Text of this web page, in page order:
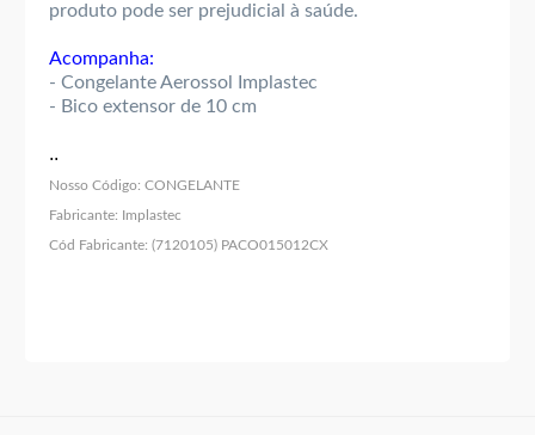
produto pode ser prejudicial à saúde.
Acompanha:
- Congelante Aerossol Implastec
- Bico extensor de 10 cm
..
Nosso Código: CONGELANTE
Fabricante: Implastec
Cód Fabricante: (7120105) PACO015012CX